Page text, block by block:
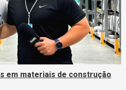
em materiais de construção